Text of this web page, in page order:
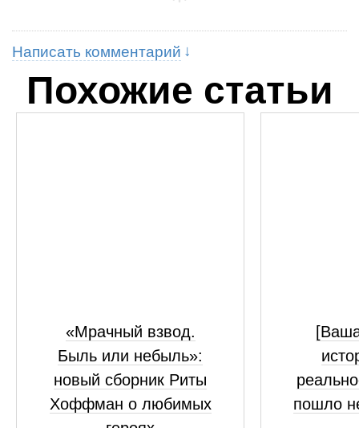
Написать комментарий
Похожие статьи
«Мрачный взвод.
Быль или небыль»:
новый сборник Риты
Хоффман о любимых
пошло